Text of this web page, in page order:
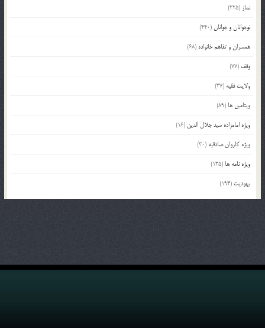
نماز (225)
نوجوانان و جوانان(440)
همسران و تفاهم خانواده (68)
وقف (77)
ولایت فقیه (37)
ویتامین ها (89)
ویژه امامزاده سید جلال الدین (16)
ویژه کاروان صادقیه (30)
ویژه نامه ها (135)
یهودیت (194)